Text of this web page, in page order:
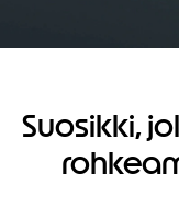
Suosikki,